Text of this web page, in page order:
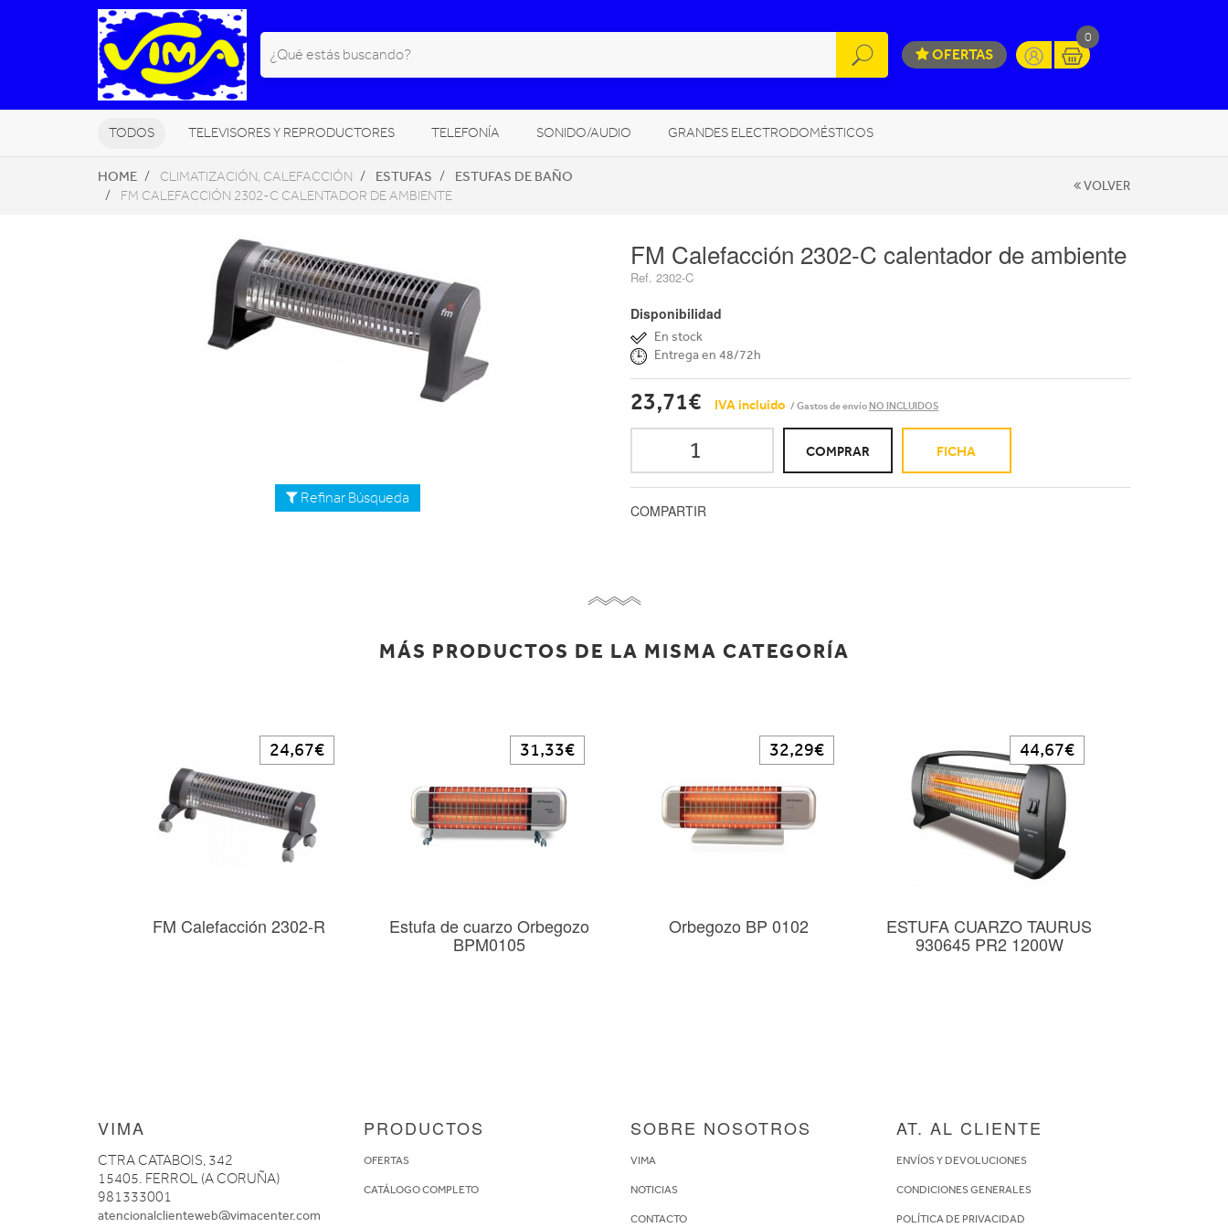
OFERTAS
0
TODOS TELEVISORES Y REPRODUCTORES TELEFONÍA SONIDO/AUDIO GRANDES ELECTRODOMÉSTICOS
PEQUEÑOS ELECTRODOMÉSTICOS CLIMATIZACIÓN, CALEFACCIÓN MOVILIDAD URBANA
HOME CLIMATIZACIÓN, CALEFACCIÓN ESTUFAS ESTUFAS DE BAÑO
FM CALEFACCIÓN 2302-C CALENTADOR DE AMBIENTE
VOLVER
Refinar Búsqueda
FM Calefacción 2302-C calentador de ambiente
Ref. 2302-C
Disponibilidad
En stock
Entrega en 48/72h
23,71€ IVA incluido / Gastos de envíoNO INCLUIDOS
COMPRAR FICHA
COMPARTIR
MÁS PRODUCTOS DE LA MISMA CATEGORÍA
FM Calefacción 2302-R
24,67€
Estufa de cuarzo Orbegozo
BPM0105
31,33€
Orbegozo BP 0102
32,29€
ESTUFA CUARZO TAURUS
930645 PR2 1200W
44,67€
VIMA
CTRA CATABOIS, 342
15405. FERROL (A CORUÑA)
981333001
atencionalclienteweb@vimacenter.com
PRODUCTOS
OFERTAS
CATÁLOGO COMPLETO
SOBRE NOSOTROS
VIMA
NOTICIAS
CONTACTO
AT. AL CLIENTE
ENVÍOS Y DEVOLUCIONES
CONDICIONES GENERALES
POLÍTICA DE PRIVACIDAD